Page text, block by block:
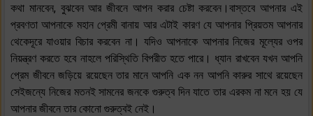
কথা মানবেন, বুঝবেন আর জীবনে আপন করার চেষ্টা করবেন।বাস্তবে আপনার এই
প্রবণতা আপনাকে মহান প্রেমী বানায় আর এটাই কারণ যে আপনার প্রিয়তম আপনার
থেকেদূরে যাওয়ার বিচার করবেন না। যদিও আপনাকে আপনার নিজের মূল্যের ওপর
নিয়ন্ত্রণ করতে হবে নাহলে পরিস্থিতি বিপরীত হতে পারে। ধ্যান রাখবেন যখন আপনি
প্রেম জীবনে জড়িয়ে রয়েছেন তার মানে আপনি এক নন আপনি কারুর সাথে রয়েছেন
সেইজন্যে নিজের মতনই সামনের জনকে গুরুত্ব দিন যাতে তার এরকম না মনে হয় যে
আপনার জীবনে তার কোনো গুরুত্বই নেই।